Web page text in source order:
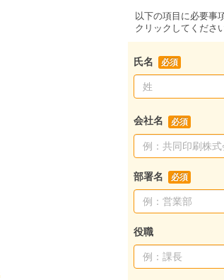
以下の項目に必要事
クリックしてください
氏名
会社名
部署名
役職